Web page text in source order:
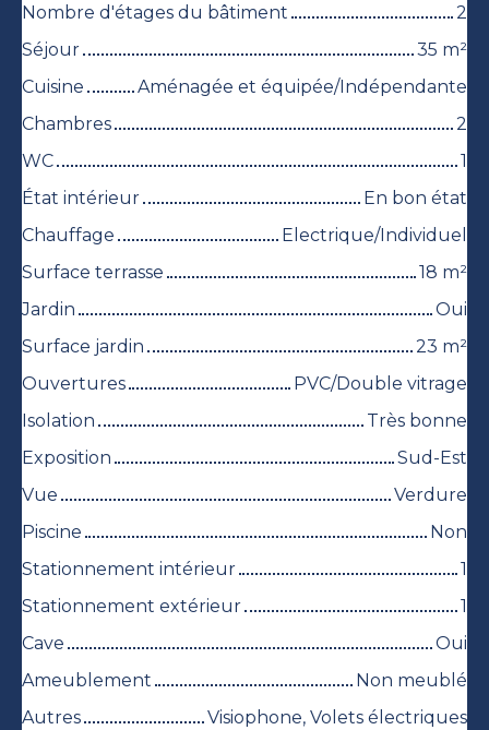
Nombre d'étages du bâtiment
2
Séjour
35 m²
Cuisine
Aménagée et équipée/Indépendante
Chambres
2
WC
1
État intérieur
En bon état
Chauffage
Electrique/Individuel
Surface terrasse
18 m²
Jardin
Oui
Surface jardin
23 m²
Ouvertures
PVC/Double vitrage
Isolation
Très bonne
Exposition
Sud-Est
Vue
Verdure
Piscine
Non
Stationnement intérieur
1
Stationnement extérieur
1
Cave
Oui
Ameublement
Non meublé
Autres
Visiophone, Volets électriques